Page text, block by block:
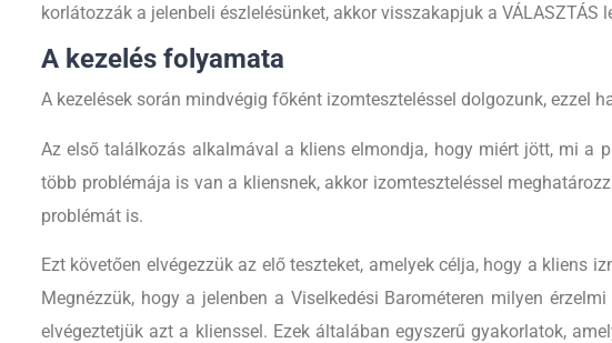
korlátozzák a jelenbeli észlelésünket, akkor visszakapjuk a
A kezelés folyamata
A kezelések során mindvégig főként izomteszteléssel dolgozunk, ezzel
Az első találkozás alkalmával a kliens elmondja, hogy miért jött, mi a
több problémája is van a kliensnek, akkor izomteszteléssel
problémát is.
Ezt követően elvégezzük az elő teszteket, amelyek célja, hogy a
Megnézzük, hogy a jelenben a Viselkedési Barométeren milyen
elvégeztetjük azt a klienssel. Ezek általában egyszerű gyakorlatok,